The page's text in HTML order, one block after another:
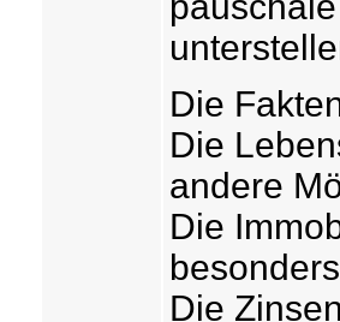
Die
Die
andere
Die
Die